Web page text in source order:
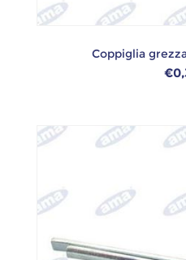
Coppiglia